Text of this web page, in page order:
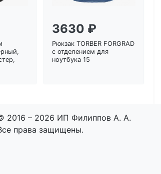
3630 ₽
Рюкзак TORBER FORGRAD
с отделением для
ноутбука 15
2016 – 2026 ИП Филиппов А. А.
права защищены.